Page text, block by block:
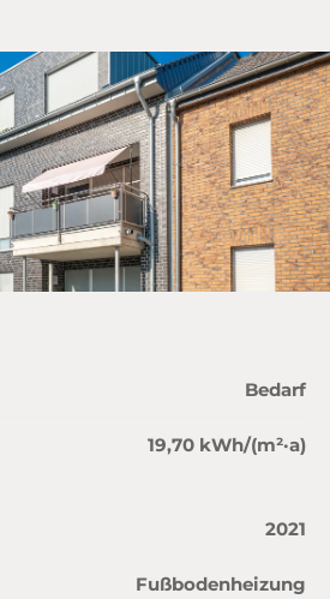
Bedarf
19,70 kWh/(m²·a)
2021
Fußbodenheizung